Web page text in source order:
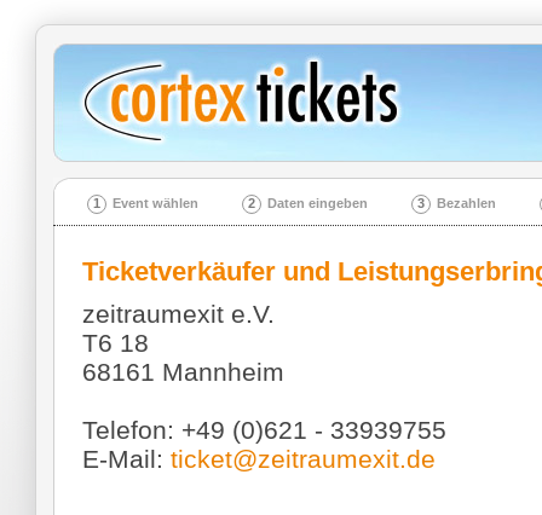
1 Event wählen 2 Daten eingeben 3 Bezahlen
Ticketverkäufer und
zeitraumexit e.V.
T6 18
68161 Mannheim
Telefon: +49 (0)621 - 33939755
E-Mail: ticket@zeitraumexit.de